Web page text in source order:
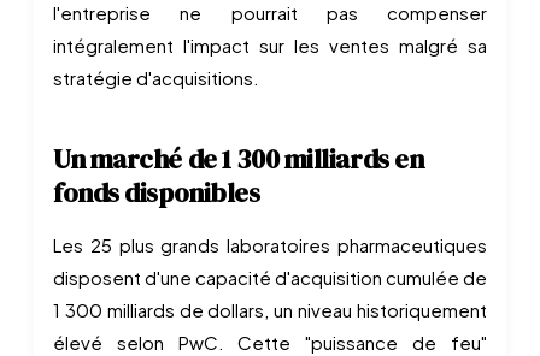
l'entreprise ne pourrait pas compenser
intégralement l'impact sur les ventes malgré sa
stratégie d'acquisitions.
Un marché de 1 300 milliards en
fonds disponibles
Les 25 plus grands laboratoires pharmaceutiques
disposent d'une capacité d'acquisition cumulée de
1 300 milliards de dollars, un niveau historiquement
élevé selon PwC. Cette "puissance de feu"